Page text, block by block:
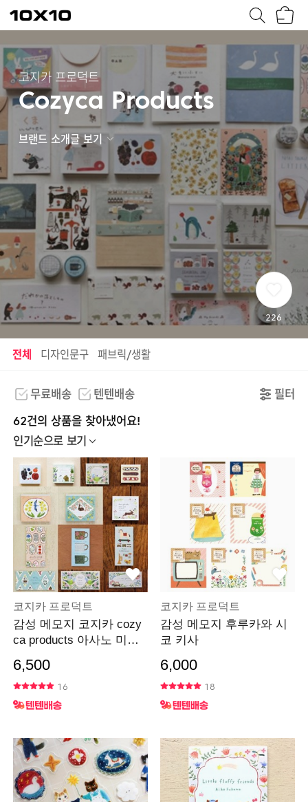
텐
바
코지카 프로덕트
Cozyca Products
브랜드 소개글 보기
226
전체 디자인문구 패브릭/생활
무료배송 텐텐배송 필터
62건의 상품을 찾아냈어요!
인기순으로 보기
코지카 프로덕트
감성 메모지 코지카 cozy
ca products 아사노 미도
6,500
16
코지카 프로덕트
감성 메모지 후루카와 시
코 키사
6,000
18